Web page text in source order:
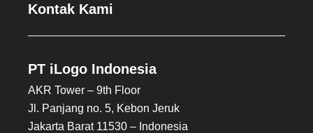
Kontak Kami
PT iLogo Indonesia
AKR Tower – 9th Floor
Jl. Panjang no. 5, Kebon Jeruk
Jakarta Barat 11530 – Indonesia